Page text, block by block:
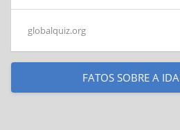
globalquiz.org
FATOS SOBRE A